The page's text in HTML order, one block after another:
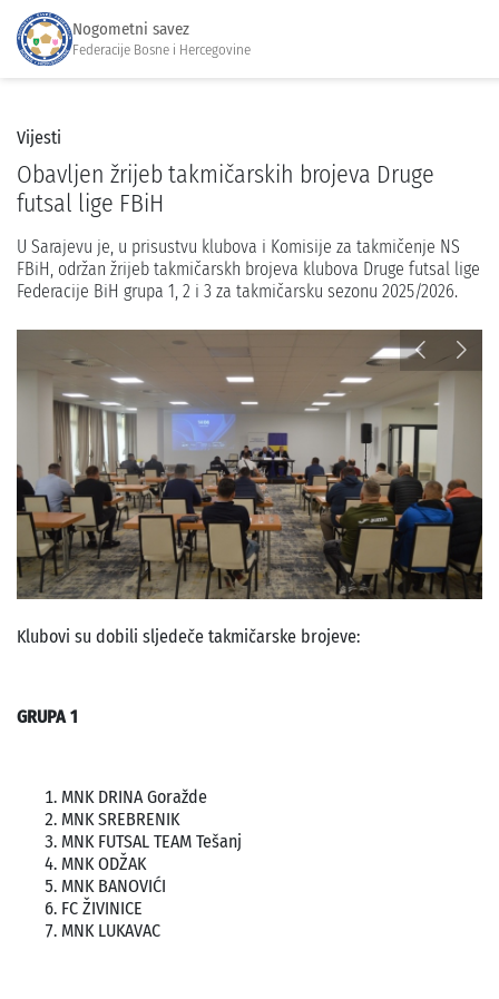
Nogometni savez
Federacije Bosne i Hercegovine
Vijesti
Obavljen žrijeb takmičarskih brojeva Druge
futsal lige FBiH
U Sarajevu je, u prisustvu klubova i Komisije za takmičenje NS
FBiH, održan žrijeb takmičarskh brojeva klubova Druge futsal lige
Federacije BiH grupa 1, 2 i 3 za takmičarsku sezonu 2025/2026.
Klubovi su dobili sljedeče takmičarske brojeve:
GRUPA 1
MNK DRINA Goražde
MNK SREBRENIK
MNK FUTSAL TEAM Tešanj
MNK ODŽAK
MNK BANOVIĆI
FC ŽIVINICE
MNK LUKAVAC